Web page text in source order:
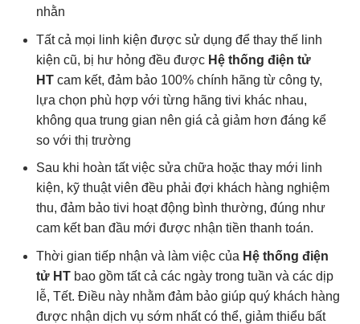
nhằn
Tất cả mọi linh kiện được sử dụng để thay thế linh
kiện cũ, bị hư hỏng đều được Hệ thống điện tử
HT cam kết, đảm bảo 100% chính hãng từ công ty,
lựa chọn phù hợp với từng hãng tivi khác nhau,
không qua trung gian nên giá cả giảm hơn đáng kể
so với thị trường
Sau khi hoàn tất việc sửa chữa hoặc thay mới linh
kiện, kỹ thuật viên đều phải đợi khách hàng nghiệm
thu, đảm bảo tivi hoạt động bình thường, đúng như
cam kết ban đầu mới được nhận tiền thanh toán.
Thời gian tiếp nhận và làm việc của Hệ thống điện
tử HT bao gồm tất cả các ngày trong tuần và các dịp
lễ, Tết. Điều này nhằm đảm bảo giúp quý khách hàng
được nhận dịch vụ sớm nhất có thể, giảm thiểu bất